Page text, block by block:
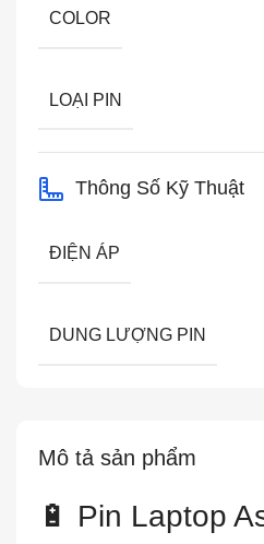
Mô tả sản phẩm
🔋 Pin Laptop
COLOR
LOẠI PIN
Thông Số Kỹ Thuật
ĐIỆN ÁP
DUNG LƯỢNG PIN